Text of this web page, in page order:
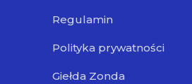
Regulamin
Polityka prywatności
Giełda Zonda